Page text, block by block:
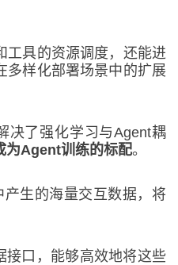
工具的资源调度，还能进
多样化部署场景中的扩展
决了强化学习与Agent耦
为Agent训练的标配。
产生的海量交互数据，将
接口，能够高效地将这些